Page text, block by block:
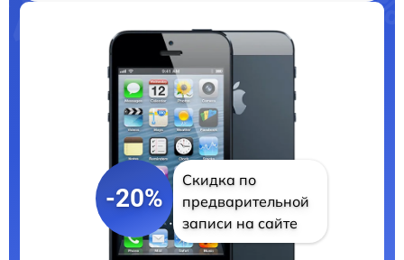
-20%
Скидка по
предварительной
записи на сайте